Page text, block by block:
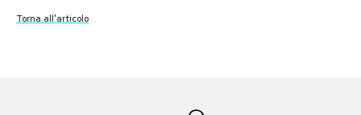
Notifiche mobile
Torna all'articolo
Torna all'articolo